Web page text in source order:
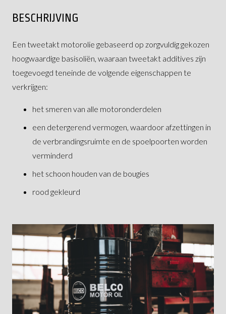
BESCHRIJVING
Een tweetakt motorolie gebaseerd op zorgvuldig gekozen
hoogwaardige basisoliën, waaraan tweetakt additives zijn
toegevoegd teneinde de volgende eigenschappen te
verkrijgen:
het smeren van alle motoronderdelen
een detergerend vermogen, waardoor afzettingen in
de verbrandingsruimte en de spoelpoorten worden
verminderd
het schoon houden van de bougies
rood gekleurd